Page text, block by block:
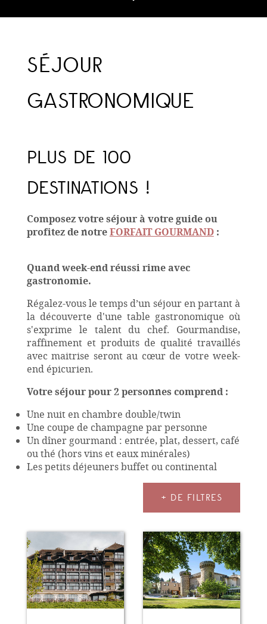
SÉJOUR
GASTRONOMIQUE
PLUS DE 100
DESTINATIONS !
Composez votre séjour à votre guide ou
profitez de notreFORFAIT GOURMAND:
Quand week-end réussi rime avec
gastronomie.
Régalez-vous le temps d’un séjour en partant à
la découverte d'une table gastronomique où
s'exprime le talent du chef. Gourmandise,
raffinement et produits de qualité travaillés
avec maitrise seront au cœur de votre week-
end épicurien.
Votre séjour pour 2 personnes comprend :
Une nuit en chambre double/twin
Une coupe de champagne par personne
Un dîner gourmand : entrée, plat, dessert, café
ou thé (hors vins et eaux minérales)
Les petits déjeuners buffet ou continental
+ DE FILTRES